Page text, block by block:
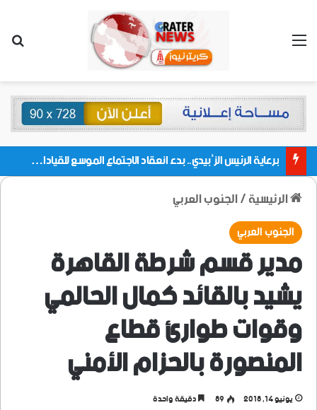
القائمة
برعاية الرئيس الزُبيدي.. بدء انعقاد الاجتماع الموسع للقيادات المحلية بالعاصمة ولمديريات وكتل مجلس العموم ومنسقيات الجامعة بالعاصمة عدن
الرئيسية/الجنوب العربي
الجنوب العربي
مدير قسم شرطة القاهرة
يشيد بالقائد كمال الحالمي
وقوات طوارئ قطاع
المنصورة بالحزام الأمني
يونيو 14, 2018 89 دقيقة واحدة